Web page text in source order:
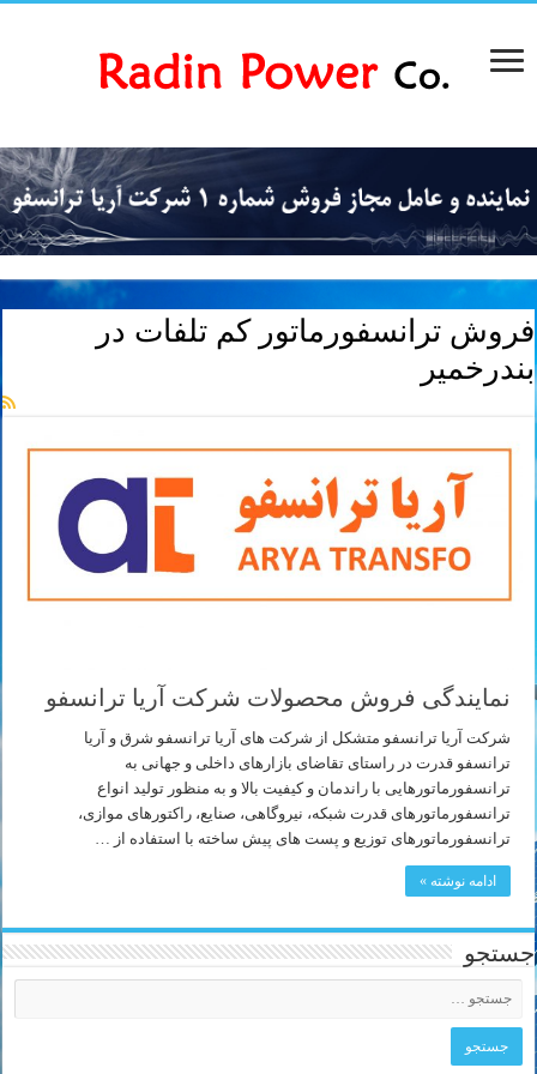
فروش ترانسفورماتور کم تلفات در
بندرخمیر
نمایندگی فروش محصولات شرکت آریا ترانسفو
شرکت آریا ترانسفو متشکل از شرکت های آریا ترانسفو شرق و آریا
ترانسفو قدرت در راستای تقاضای بازارهای داخلی و جهانی به
ترانسفورماتورهایی با راندمان و کیفیت بالا و به منظور تولید انواع
ترانسفورماتورهای قدرت شبکه، نیروگاهی، صنایع، راکتورهای موازی،
ترانسفورماتورهای توزیع و پست های پیش ساخته با استفاده از …
ادامه نوشته »
جستجو